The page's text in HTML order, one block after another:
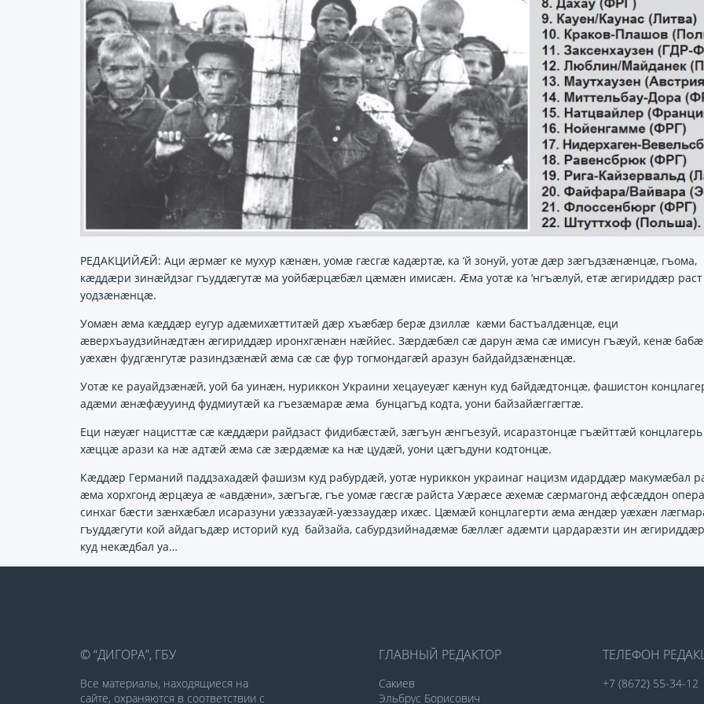
РЕДАКЦИЙӔЙ: Аци ӕрмӕг ке мухур кӕнӕн, уомӕ гӕсгӕ кадӕртӕ, ка ‘й зонуй, уотӕ дӕр зӕгъдзӕнӕнцӕ, гъома,
кӕддӕри зинӕйдзаг гъуддӕгутӕ ма уойбӕрцӕбӕл цӕмӕн имисӕн. Ӕма уотӕ ка ‘нгъӕлуй, етӕ ӕгириддӕр
уодзӕнӕнцӕ.
Уомӕн ӕма кӕддӕр еугур адӕмихӕттитӕй дӕр хъӕбӕр берӕ дзиллӕ кӕми бастъалдӕнцӕ, еци
ӕверхъаудзийнӕдтӕн ӕгириддӕр иронхгӕнӕн нӕййес. Зӕрдӕбӕл сӕ дарун ӕма сӕ имисун гъӕуй, кенӕ
уӕхӕн фудгӕнгутӕ разиндзӕнӕй ӕма сӕ сӕ фур тогмондагӕй аразун байдайдзӕнӕнцӕ.
Уотӕ ке рауайдзӕнӕй, уой ба уинӕн, нуриккон Украини хецауеуӕг кӕнун куд байдӕдтонцӕ, фашистон
адӕми ӕнӕфӕууинд фудмиутӕй ка гъезӕмарӕ ӕма бунцагъд кодта, уони байзайӕггӕгтӕ.
Еци нӕуӕг нацисттӕ сӕ кӕддӕри райдзаст фидибӕстӕй, зӕгъун ӕнгъезуй, исаразтонцӕ гъӕйттӕй
хӕццӕ арази ка нӕ адтӕй ӕма сӕ зӕрдӕмӕ ка нӕ цудӕй, уони цӕгъдуни кодтонцӕ.
Кӕддӕр Германий паддзахадӕй фашизм куд рабурдӕй, уотӕ нуриккон украинаг нацизм идарддӕр макумӕбал
ӕма хорхгонд ӕрцӕуа ӕ «авдӕни», зӕгъгӕ, гъе уомӕ гӕсгӕ райста Уӕрӕсе ӕхемӕ сӕрмагонд ӕфсӕддон
синхаг бӕсти зӕнхӕбӕл исаразуни уӕззауӕй-уӕззаудӕр ихӕс. Цӕмӕй концлагерти ӕма ӕндӕр уӕхӕн
гъуддӕгути кой айдагъдӕр историй куд байзайа, сабурдзийнадӕмӕ бӕллӕг адӕмти цардарӕзти ин
куд некӕдбал уа…
© “ДИГОРА”, ГБУ
Все материалы, находящиеся на
сайте, охраняются в соответствии с
ГЛАВНЫЙ РЕДАКТОР
Сакиев
Эльбрус Борисович
ТЕЛЕФОН
+7 (8672) 55-34-12